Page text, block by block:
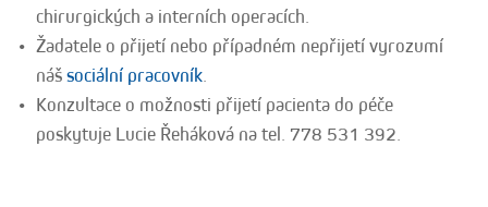
chirurgických a interních operacích.
Žadatele o přijetí nebo případném nepřijetí vyrozumí
náš sociální pracovník.
Konzultace o možnosti přijetí pacienta do péče
poskytuje Lucie Řeháková na tel. 778 531 392.